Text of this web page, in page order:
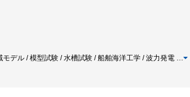
デル / 模型試験 / 水槽試験 / 船舶海洋工学 / 波力発電 …